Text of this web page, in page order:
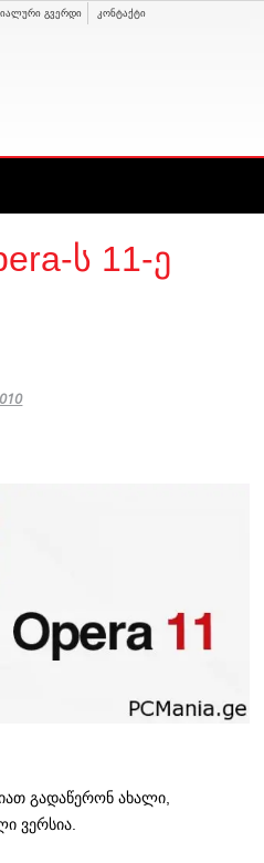
გვერდი კონტაქტი
ს 11-ე
გადაწერონ ახალი,
ვერსია.